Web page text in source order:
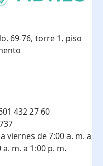
69-76, torre 1, piso
432 27 60
viernes de 7:00 a. m. a
m. a 1:00 p. m.